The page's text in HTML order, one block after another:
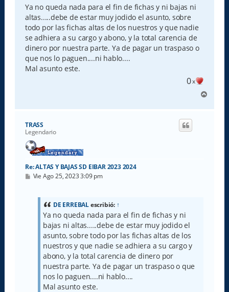
s
a
j
e
Ya no queda nada para el fin de fichas y ni bajas ni
altas.....debe de estar muy jodido el asunto, sobre
todo por las fichas altas de los nuestros y que nadie
se adhiera a su cargo y abono, y la total carencia de
dinero por nuestra parte. Ya de pagar un traspaso o
que nos lo paguen....ni hablo....
Mal asunto este.
0x
r
TRASS
Legendario
Re: ALTAS Y BAJAS SD EIBAR 2023 2024
M
Vie Ago 25, 2023 3:09 pm
DE ERREBALescribió: ↑
Ya no queda nada para el fin de fichas y ni
bajas ni altas.....debe de estar muy jodido el
asunto, sobre todo por las fichas altas de los
nuestros y que nadie se adhiera a su cargo y
abono, y la total carencia de dinero por
nuestra parte. Ya de pagar un traspaso o que
nos lo paguen....ni hablo....
Mal asunto este.